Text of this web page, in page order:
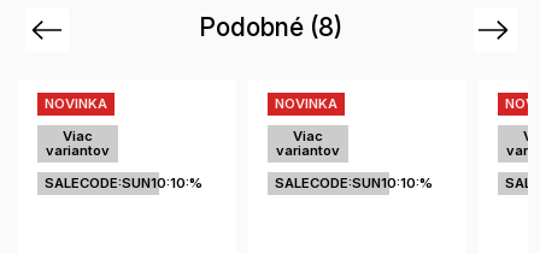
Podobné (8)
Previous
NOVINKA
Viac
variantov
SALECODE:SUN10:10:%
NOVINKA
Viac
variantov
SALECODE:SUN10:10:%
Next